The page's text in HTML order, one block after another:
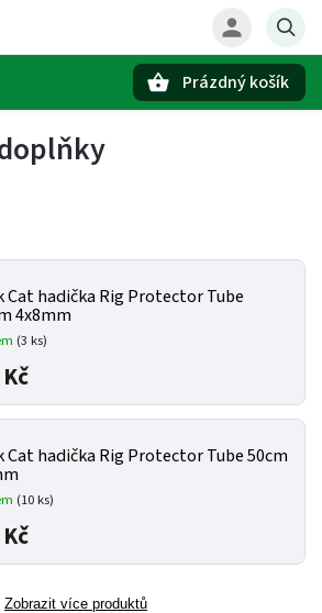
Prázdný košík
Cat hadička Rig Protector Tube
4x8mm
(3 ks)
Cat hadička Rig Protector Tube 50cm
(10 ks)
Zobrazit více produktů